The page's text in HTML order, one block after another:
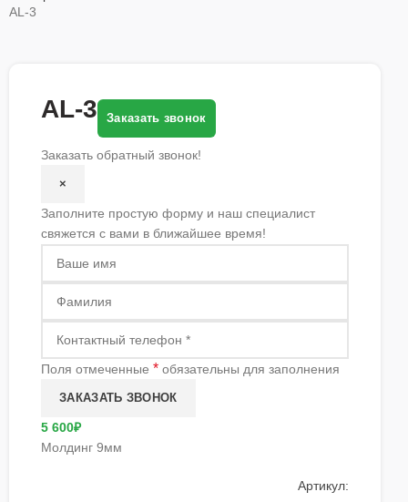
AL-3
AL-3 Заказать звонок
Заказать обратный звонок!
×
Заполните простую форму и наш специалист
свяжется с вами в ближайшее время!
Поля отмеченные * обязательны для заполнения
5 600₽
Молдинг 9мм
Артикул: